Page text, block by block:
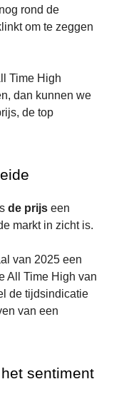
rond de
om te zeggen
Time High
dan kunnen we
de top
de prijs een
markt in zicht is.
van 2025 een
All Time High van
de tijdsindicatie
van een
sentiment